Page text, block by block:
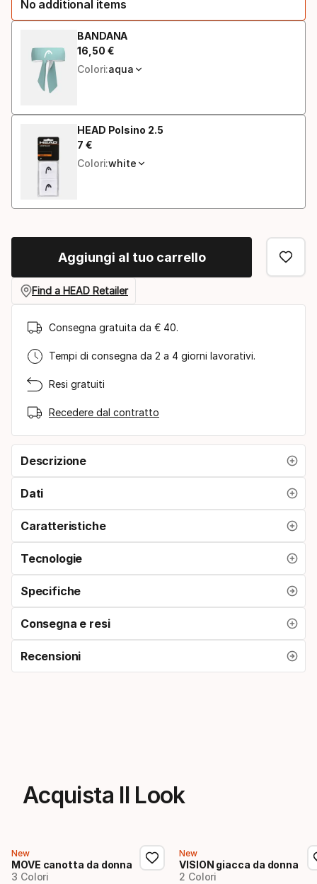
No additional items
BANDANA
16 50 €
Prezzo finale
Colori:aqua
HEAD Polsino 2.5
7 €
Prezzo finale
Colori:white
Aggiungi al tuo carrello
Find a HEAD Retailer
Consegna gratuita da € 40.
Tempi di consegna da 2 a 4 giorni lavorativi.
Resi gratuiti
Recedere dal contratto
Descrizione
Dati
Caratteristiche
Tecnologie
Specifiche
Consegna e resi
Recensioni
Acquista Il Look
New
MOVE canotta da donna
3 Colori
New
VISION giacca da donna
2 Colori